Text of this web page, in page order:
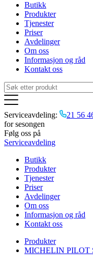
Butikk
Produkter
Tjenester
Priser
Avdelinger
Om oss
Informasjon og råd
Kontakt oss
Serviceavdeling: 21 56
for sesongen
Følg oss på
Serviceavdeling
Butikk
Produkter
Tjenester
Priser
Avdelinger
Om oss
Informasjon og råd
Kontakt oss
Produkter
MICHELIN PILOT